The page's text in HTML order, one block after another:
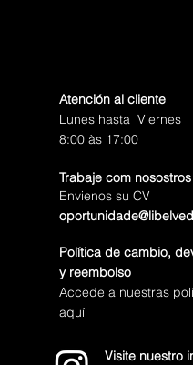
Atención al cliente
Lunes hasta Viernes
8:00 às 17:00
Trabaje com nosostros
Envienos su CV
Política de cambio,
y reembolso
Accede a nuestras
aquí
Visite nuestro